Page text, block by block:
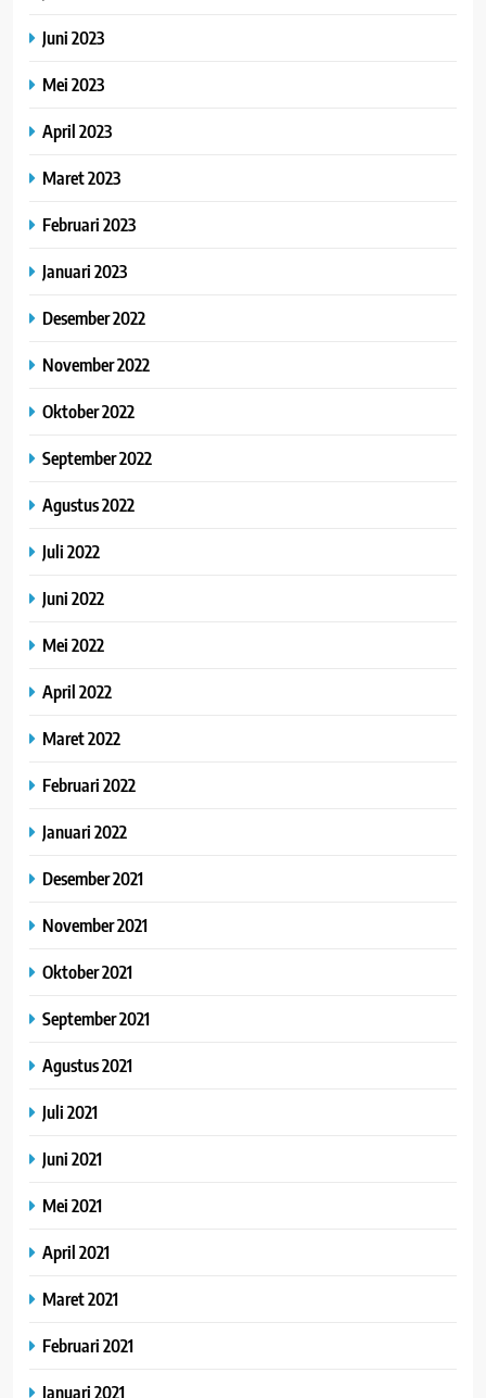
Juni 2023
Mei 2023
April 2023
Maret 2023
Februari 2023
Januari 2023
Desember 2022
November 2022
Oktober 2022
September 2022
Agustus 2022
Juli 2022
Juni 2022
Mei 2022
April 2022
Maret 2022
Februari 2022
Januari 2022
Desember 2021
November 2021
Oktober 2021
September 2021
Agustus 2021
Juli 2021
Juni 2021
Mei 2021
April 2021
Maret 2021
Februari 2021
Januari 2021